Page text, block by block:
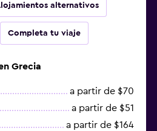
alternativos
Completa tu viaje
Grecia
a partir de $70
a partir de $51
a partir de $164